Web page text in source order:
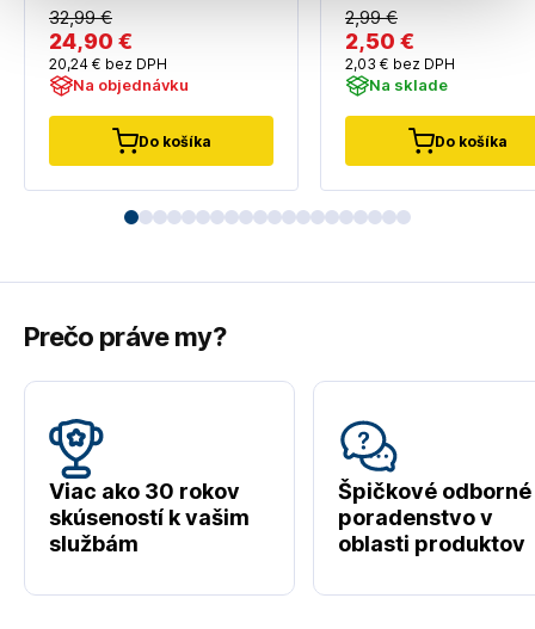
32,99 €
24,90 €
20,24 € bez DPH
Na objednávku
Do košíka
2,99 €
2,50 €
2,03 € bez DPH
Na sklade
Do košíka
Prečo práve my?
Viac ako 30 rokov
skúseností k vašim
službám
Špičkové odborné
poradenstvo v
oblasti produktov